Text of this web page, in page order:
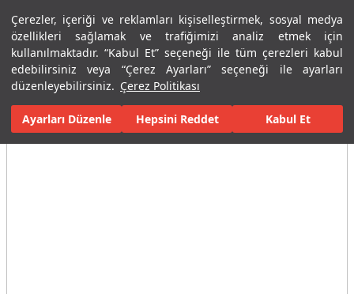
Çerezler, içeriği ve reklamları kişiselleştirmek, sosyal medya
özellikleri sağlamak ve trafiğimizi analiz etmek için
kullanılmaktadır. “Kabul Et” seçeneği ile tüm çerezleri kabul
edebilirsiniz veya “Çerez Ayarları” seçeneği ile ayarları
düzenleyebilirsiniz. Çerez Politikası
Ayarları Düzenle Hepsini Reddet Kabul Et
Menü Menü
Ana Sayfa Karolar Konut İçi Alanlar Banyo Seramikleri
Tüm Görseller(4)